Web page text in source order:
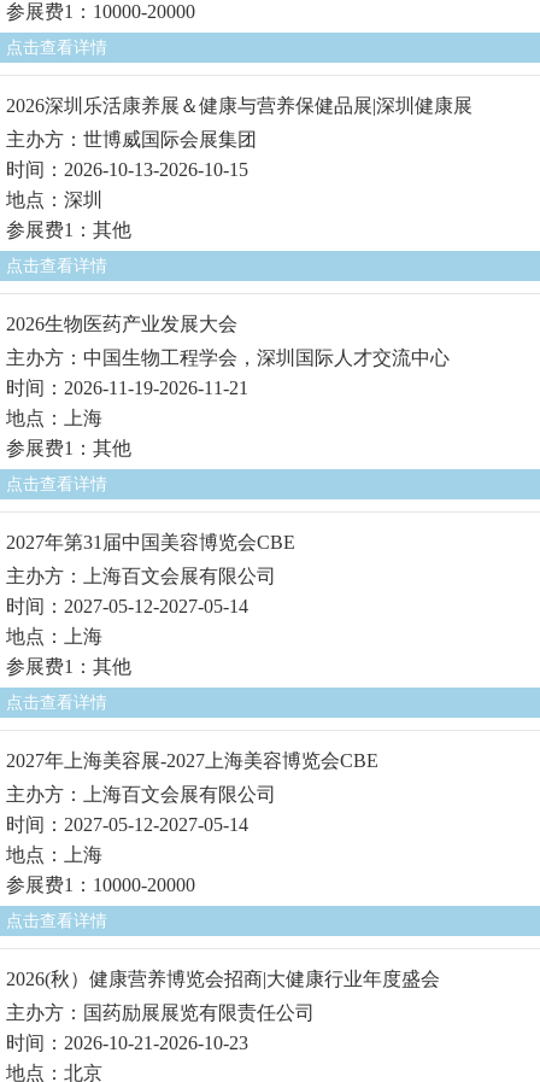
参展费1：10000-20000
点击查看详情
2026深圳乐活康养展＆健康与营养保健品展|深圳健康展
主办方：世博威国际会展集团
时间：2026-10-13-2026-10-15
地点：深圳
参展费1：其他
点击查看详情
2026生物医药产业发展大会
主办方：中国生物工程学会，深圳国际人才交流中心
时间：2026-11-19-2026-11-21
地点：上海
参展费1：其他
点击查看详情
2027年第31届中国美容博览会CBE
主办方：上海百文会展有限公司
时间：2027-05-12-2027-05-14
地点：上海
参展费1：其他
点击查看详情
2027年上海美容展-2027上海美容博览会CBE
主办方：上海百文会展有限公司
时间：2027-05-12-2027-05-14
地点：上海
参展费1：10000-20000
点击查看详情
2026(秋）健康营养博览会招商|大健康行业年度盛会
主办方：国药励展展览有限责任公司
时间：2026-10-21-2026-10-23
地点：北京